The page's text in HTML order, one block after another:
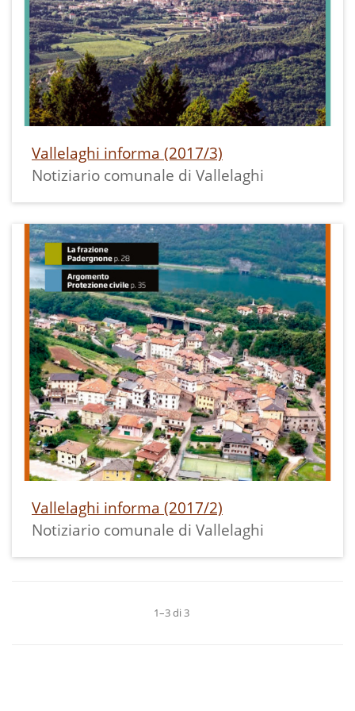
Vallelaghi informa (2017/3)
Notiziario comunale di Vallelaghi
Vallelaghi informa (2017/2)
Notiziario comunale di Vallelaghi
1–3 di 3